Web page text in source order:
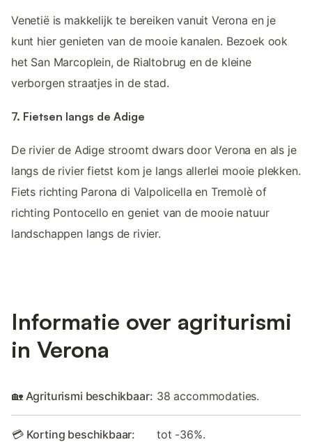
Venetië is makkelijk te bereiken vanuit Verona en je
kunt hier genieten van de mooie kanalen. Bezoek ook
het San Marcoplein, de Rialtobrug en de kleine
verborgen straatjes in de stad.
7. Fietsen langs de Adige
De rivier de Adige stroomt dwars door Verona en als je
langs de rivier fietst kom je langs allerlei mooie plekken.
Fiets richting Parona di Valpolicella en Tremolè of
richting Pontocello en geniet van de mooie natuur
landschappen langs de rivier.
Informatie over agriturismi
in Verona
🏡 Agriturismi beschikbaar: 38 accommodaties.
💳 Korting beschikbaar: tot -36%.